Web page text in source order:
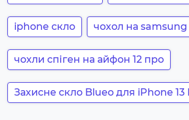
iphone скло чохол на samsung
чохли спіген на айфон 12 про
Захисне скло Blueo для iPhone 13